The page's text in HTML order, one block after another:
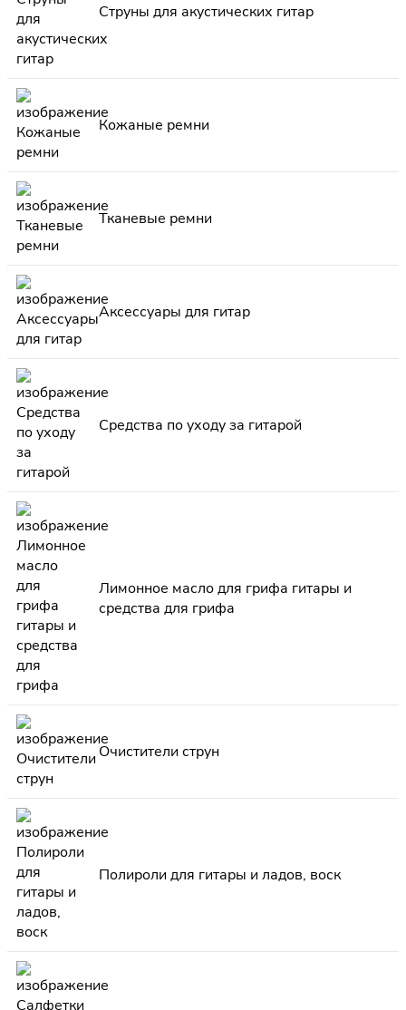
Струны для акустических гитар
Кожаные ремни
Тканевые ремни
Аксессуары для гитар
Средства по уходу за гитарой
Лимонное масло для грифа гитары и
средства для грифа
Очистители струн
Полироли для гитары и ладов, воск